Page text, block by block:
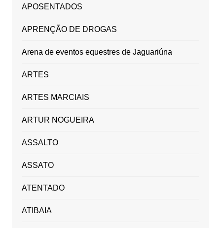
APOSENTADOS
APRENÇÃO DE DROGAS
Arena de eventos equestres de Jaguariúna
ARTES
ARTES MARCIAIS
ARTUR NOGUEIRA
ASSALTO
ASSATO
ATENTADO
ATIBAIA